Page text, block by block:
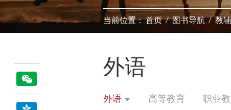
当前位置：首页/图书导航 / 教
外语
外语 高等教育 职业